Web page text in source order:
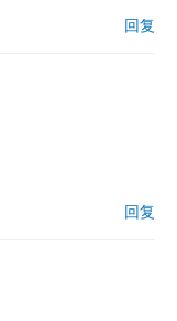
回复
回复